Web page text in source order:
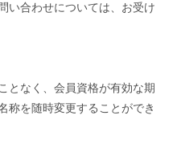
い合わせについては、お受け
となく、会員資格が有効な期
称を随時変更することができ